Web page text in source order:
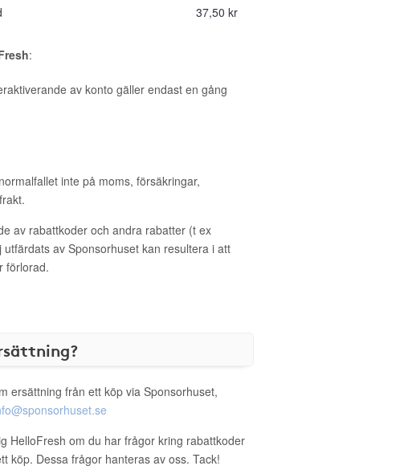
37,50 kr
:
av konto gäller endast en gång
inte på moms, försäkringar,
av rabattkoder och andra rabatter (t ex
utfärdats av Sponsorhuset kan resultera i att
förlorad.
ersättning från ett köp via Sponsorhuset,
HelloFresh om du har frågor kring rabattkoder
köp. Dessa frågor hanteras av oss. Tack!